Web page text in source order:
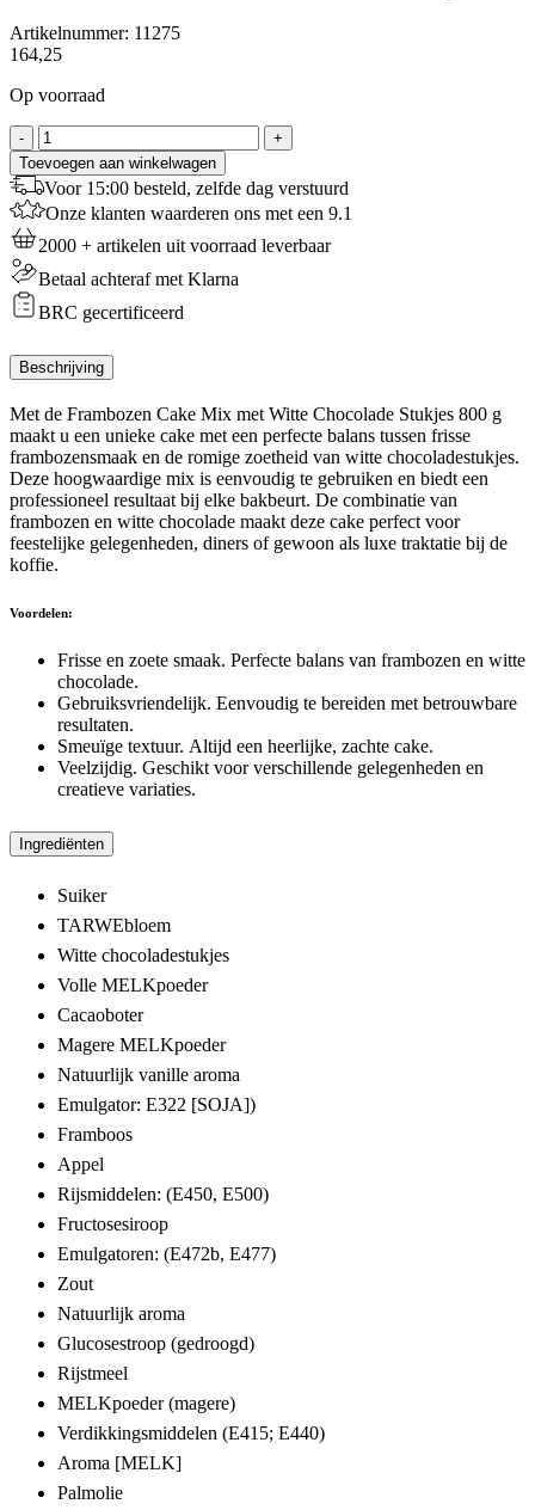
Artikelnummer: 11275
164,25
Op voorraad
-
Bakels
Frambozen
Cakemix
-
20
Kg
+
Toevoegen aan winkelwagen
Voor 15:00 besteld, zelfde dag verstuurd
Onze klanten waarderen ons met een 9.1
2000 + artikelen uit voorraad leverbaar
Betaal achteraf met Klarna
BRC gecertificeerd
Beschrijving
Met de Frambozen Cake Mix met Witte Chocolade Stukjes 800 g
maakt u een unieke cake met een perfecte balans tussen frisse
frambozensmaak en de romige zoetheid van witte chocoladestukjes.
Deze hoogwaardige mix is eenvoudig te gebruiken en biedt een
professioneel resultaat bij elke bakbeurt. De combinatie van
frambozen en witte chocolade maakt deze cake perfect voor
feestelijke gelegenheden, diners of gewoon als luxe traktatie bij de
koffie.
Voordelen:
Frisse en zoete smaak. Perfecte balans van frambozen en witte
chocolade.
Gebruiksvriendelijk. Eenvoudig te bereiden met betrouwbare
resultaten.
Smeuïge textuur. Altijd een heerlijke, zachte cake.
Veelzijdig. Geschikt voor verschillende gelegenheden en
creatieve variaties.
Ingrediënten
Suiker
TARWEbloem
Witte chocoladestukjes
Volle MELKpoeder
Cacaoboter
Magere MELKpoeder
Natuurlijk vanille aroma
Emulgator: E322 [SOJA])
Framboos
Appel
Rijsmiddelen: (E450, E500)
Fructosesiroop
Emulgatoren: (E472b, E477)
Zout
Natuurlijk aroma
Glucosestroop (gedroogd)
Rijstmeel
MELKpoeder (magere)
Verdikkingsmiddelen (E415; E440)
Aroma [MELK]
Palmolie